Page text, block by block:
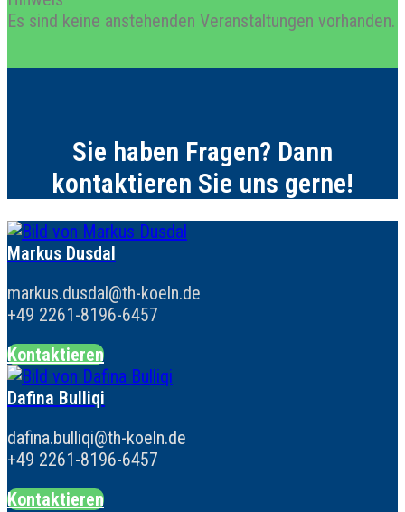
Es sind keine anstehenden Veranstaltungen vorhanden.
Sie haben Fragen? Dann
kontaktieren Sie uns gerne!
Markus Dusdal
markus.dusdal@th-koeln.de
+49 2261-8196-6457
Kontaktieren
Dafina Bulliqi
dafina.bulliqi@th-koeln.de
+49 2261-8196-6457
Kontaktieren